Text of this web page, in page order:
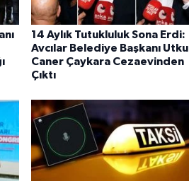
14 Aylık Tutukluluk Sona Erdi:
Avcılar Belediye Başkanı Utku
Caner Çaykara Cezaevinden
Çıktı